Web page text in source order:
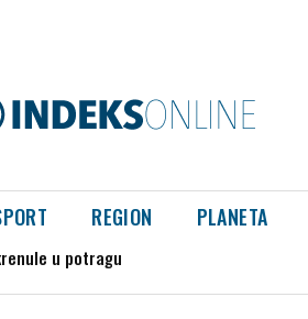
REGION PLANETA
u potragu